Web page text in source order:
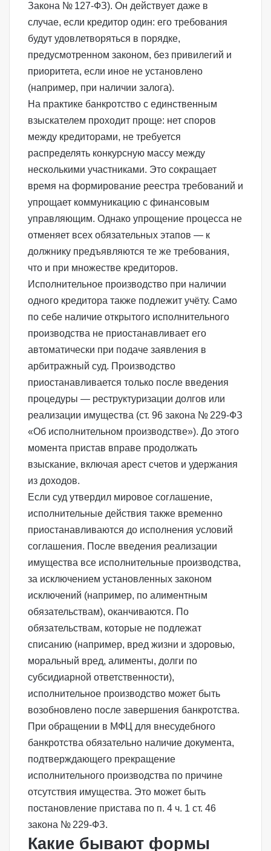
Закона № 127-ФЗ). Он действует даже в
случае, если кредитор один: его требования
будут удовлетворяться в порядке,
предусмотренном законом, без привилегий и
приоритета, если иное не установлено
(например, при наличии залога).
На практике банкротство с единственным
взыскателем проходит проще: нет споров
между кредиторами, не требуется
распределять конкурсную массу между
несколькими участниками. Это сокращает
время на формирование реестра требований и
упрощает коммуникацию с финансовым
управляющим. Однако упрощение процесса не
отменяет всех обязательных этапов — к
должнику предъявляются те же требования,
что и при множестве кредиторов.
Исполнительное производство при наличии
одного кредитора также подлежит учёту. Само
по себе наличие открытого исполнительного
производства не приостанавливает его
автоматически при подаче заявления в
арбитражный суд. Производство
приостанавливается только после введения
процедуры — реструктуризации долгов или
реализации имущества (ст. 96 закона № 229-ФЗ
«Об исполнительном производстве»). До этого
момента пристав вправе продолжать
взыскание, включая арест счетов и удержания
из доходов.
Если суд утвердил мировое соглашение,
исполнительные действия также временно
приостанавливаются до исполнения условий
соглашения. После введения реализации
имущества все исполнительные производства,
за исключением установленных законом
исключений (например, по алиментным
обязательствам), оканчиваются. По
обязательствам, которые не подлежат
списанию (например, вред жизни и здоровью,
моральный вред, алименты, долги по
субсидиарной ответственности),
исполнительное производство может быть
возобновлено после завершения банкротства.
При обращении в МФЦ для внесудебного
банкротства обязательно наличие документа,
подтверждающего прекращение
исполнительного производства по причине
отсутствия имущества. Это может быть
постановление пристава по п. 4 ч. 1 ст. 46
закона № 229-ФЗ.
Какие бывают формы